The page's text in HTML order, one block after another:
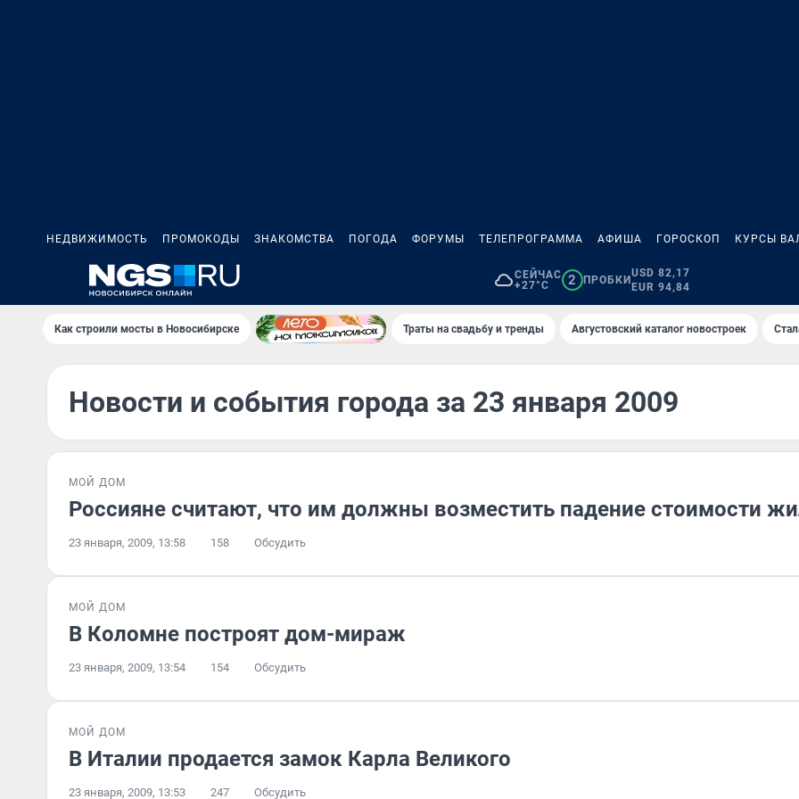
НЕДВИЖИМОСТЬ ПРОМОКОДЫ ЗНАКОМСТВА ПОГОДА ФОРУМЫ ТЕЛЕПРОГРАММА АФИША ГОРОСКОП КУРСЫ
СЕЙЧАС
+27°C
2 ПРОБКИ
USD 82,17
EUR 94,84
Как строили мосты в Новосибирске Траты на свадьбу и тренды Августовский каталог новостроек
Новости и события города за 23 января 2009
МОЙ ДОМ
Россияне считают, что им должны возместить падение стоимости
23 января, 2009, 13:58 158 Обсудить
МОЙ ДОМ
В Коломне построят дом-мираж
23 января, 2009, 13:54 154 Обсудить
МОЙ ДОМ
В Италии продается замок Карла Великого
23 января, 2009, 13:53 247 Обсудить